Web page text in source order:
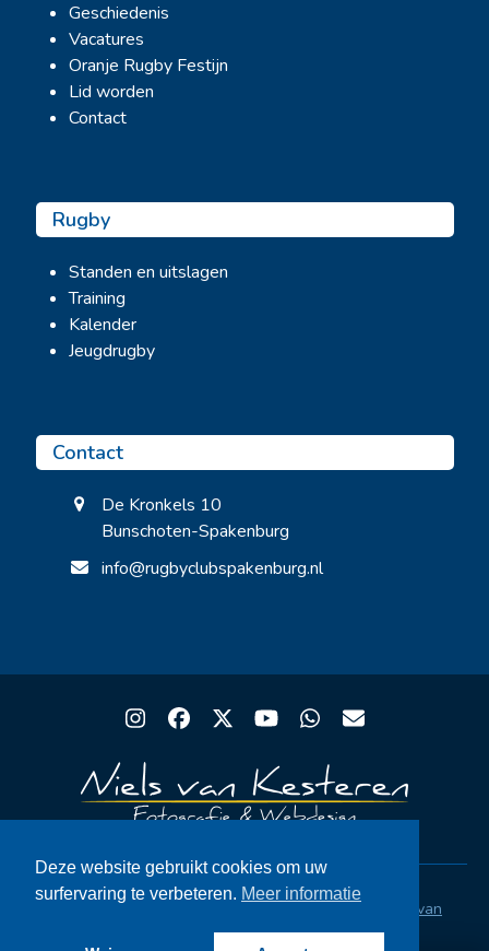
Geschiedenis
Vacatures
Oranje Rugby Festijn
Lid worden
Contact
Rugby
Standen en uitslagen
Training
Kalender
Jeugdrugby
Contact
De Kronkels 10
Bunschoten-Spakenburg
info@rugbyclubspakenburg.nl
Instagram
Facebook
TwitterYouTubeWhatsapp
Email
Copyright® Rugby Club Spakenburg | Ontwerp
Niels van
Privacystatement AVG|FAQ
Deze website gebruikt cookies om uw
surfervaring te verbeteren. Meer informatie